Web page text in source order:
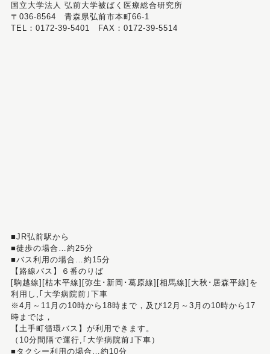
国立大学法人 弘前大学被ばく医療総合研究所
〒036-8564 青森県弘前市本町66-1
TEL：0172-39-5401 FAX：0172-39-5514
■JR弘前駅から
■徒歩の場合…約25分
■バス利用の場合…約15分
【路線バス】６番のりば
[駒越線][枯木平線][弥生･新岡･葛原線][相馬線][大秋･居森平線]を
利用し,｢大学病院前｣下車
※4月～11月の10時から18時まで，及び12月～3月の10時から17
時までは，
【土手町循環バス】が利用できます。
（10分間隔で運行,｢大学病院前｣下車）
■タクシー利用の場合…約10分